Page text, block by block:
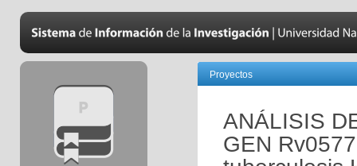
Proyectos
ANÁLISIS
GEN